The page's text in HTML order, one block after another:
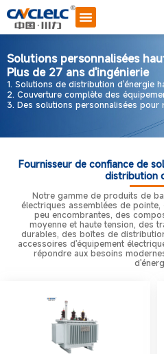
Solutions personnalisées
Plus de 27 ans d'ingénierie
1. Solutions de distribution d'énergie
2. Couverture complète des
3. Des solutions personnalisées
Fournisseur de confiance de
distribution
Notre gamme de produits de
électriques assemblées de
peu encombrantes, des
moyenne et haute tension, des
durables, des boîtes de
accessoires d'équipement
répondre aux besoins
Démarrer le chat